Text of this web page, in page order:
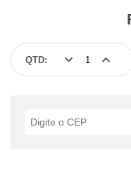
QTD: